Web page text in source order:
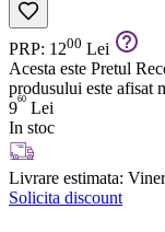
PRP: 1200 Lei
Acesta este Pretul
produsului este afisat
960 Lei
In stoc
Livrare estimata:
Solicita discount